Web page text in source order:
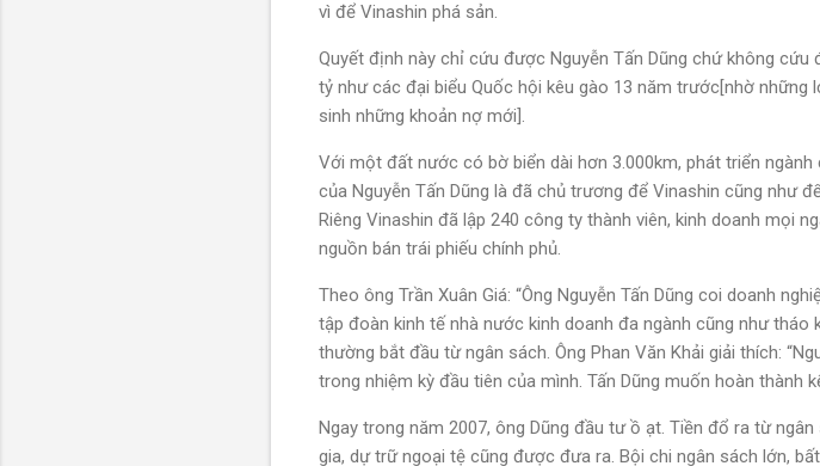
vì để Vinashin phá sản.
Quyết định này chỉ cứu được Nguyễn Tấn Dũng chứ không
tỷ như các đại biểu Quốc hội kêu gào 13 năm trước[nhờ
sinh những khoản nợ mới].
Với một đất nước có bờ biển dài hơn 3.000km, phát triển
của Nguyễn Tấn Dũng là đã chủ trương để Vinashin cũng như
Riêng Vinashin đã lập 240 công ty thành viên, kinh doanh mọi
nguồn bán trái phiếu chính phủ.
Theo ông Trần Xuân Giá: “Ông Nguyễn Tấn Dũng coi doanh
tập đoàn kinh tế nhà nước kinh doanh đa ngành cũng như
thường bắt đầu từ ngân sách. Ông Phan Văn Khải giải thích:
trong nhiệm kỳ đầu tiên của mình. Tấn Dũng muốn hoàn thành
Ngay trong năm 2007, ông Dũng đầu tư ồ ạt. Tiền đổ ra từ
gia, dự trữ ngoại tệ cũng được đưa ra. Bội chi ngân sách lớn,